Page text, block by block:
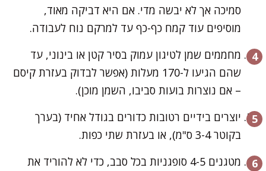
סמיכה אך לא יבשה מדי. אם היא דביקה מאוד,
מוסיפים עוד קמח כף-כף עד למרקם נוח לעבודה.
מחממים שמן לטיגון עמוק בסיר קטן או בינוני, עד
שהם הגיעו ל-170 מעלות (אפשר לבדוק בעזרת קיסם
– אם נוצרות בועות סביבו, השמן מוכן).
יוצרים בידיים רטובות כדורים בגודל אחיד (בערך
בקוטר 3-4 ס"מ), או בעזרת שתי כפות.
מטגנים 4-5 סופגניות בכל סבב, כדי לא להוריד את